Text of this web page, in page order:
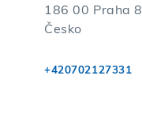
186 00 Praha 8
Česko
+420702127331